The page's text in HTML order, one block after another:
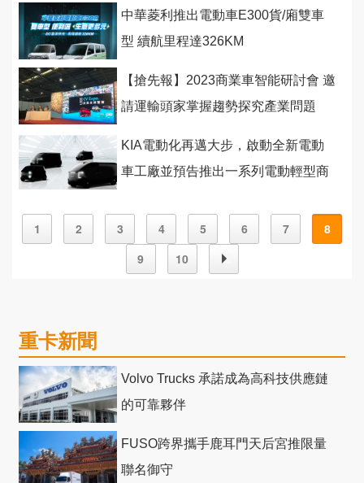
中華菱利推出電動車E300貨/廂雙車
型 續航里程達326KM
【搶先報】2023商業車智能研討會 邀
請運輸頭家掌握趨勢探究產業問題
KIA電動化再邁大步，啟動全新電動
車工廠並預告推出一系列電動輕型商
1 2 3 4 5 6 7
8
9
10
重卡新聞
Volvo Trucks 承諾成為高科技供應鏈
的可靠夥伴
FUSO跨界攜手鹿耳門天后宮推限量
聯名御守